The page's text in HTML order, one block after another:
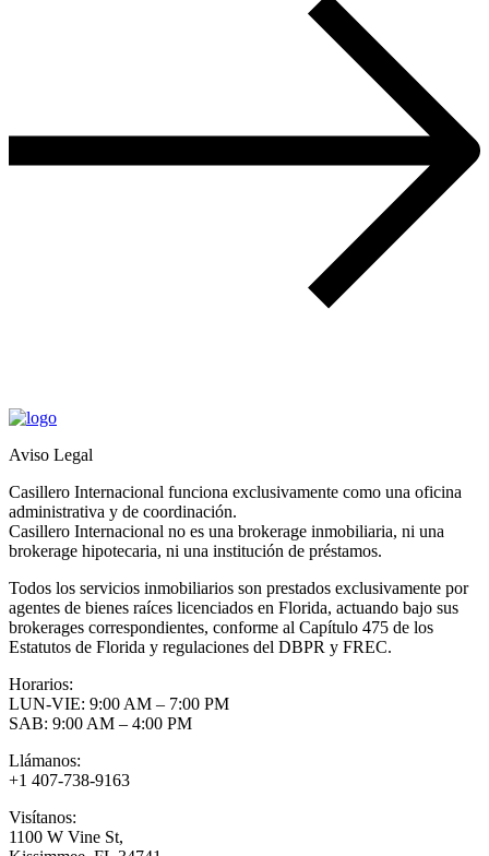
Aviso Legal
Casillero Internacional funciona exclusivamente como una oficina
administrativa y de coordinación.
Casillero Internacional no es una brokerage inmobiliaria, ni una
brokerage hipotecaria, ni una institución de préstamos.
Todos los servicios inmobiliarios son prestados exclusivamente por
agentes de bienes raíces licenciados en Florida, actuando bajo sus
brokerages correspondientes, conforme al Capítulo 475 de los
Estatutos de Florida y regulaciones del DBPR y FREC.
Horarios:
LUN-VIE: 9:00 AM – 7:00 PM
SAB: 9:00 AM – 4:00 PM
Llámanos:
+1 407-738-9163
Visítanos:
1100 W Vine St,